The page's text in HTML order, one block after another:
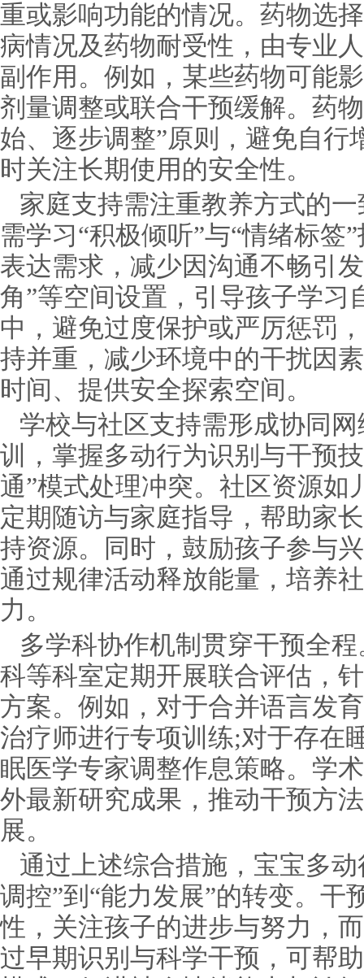
重或影响功能的情况。药物选
病情况及药物耐受性，由专业
副作用。例如，某些药物可能
剂量调整或联合干预缓解。药
始、逐步调整”原则，避免自行
时关注长期使用的安全性。
家庭支持需注重教养方式的
需学习“积极倾听”与“情绪标签
表达需求，减少因沟通不畅引
角”等空间设置，引导孩子学习
中，避免过度保护或严厉惩罚
持并重，减少环境中的干扰因
时间、提供安全探索空间。
学校与社区支持需形成协同
训，掌握多动行为识别与干预
通”模式处理冲突。社区资源如
定期随访与家庭指导，帮助家
持资源。同时，鼓励孩子参与
通过规律活动释放能量，培养
力。
多学科协作机制贯穿干预全
科等科室定期开展联合评估，
方案。例如，对于合并语言发
治疗师进行专项训练;对于存在
眠医学专家调整作息策略。学
外最新研究成果，推动干预方
展。
通过上述综合措施，宝宝多
调控”到“能力发展”的转变。干
性，关注孩子的进步与努力，
过早期识别与科学干预，可帮